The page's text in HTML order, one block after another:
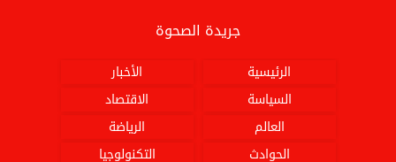
جريدة الصحوة
الرئيسية
الأخبار
السياسة
الاقتصاد
العالم
الرياضة
الحوادث
التكنولوجيا